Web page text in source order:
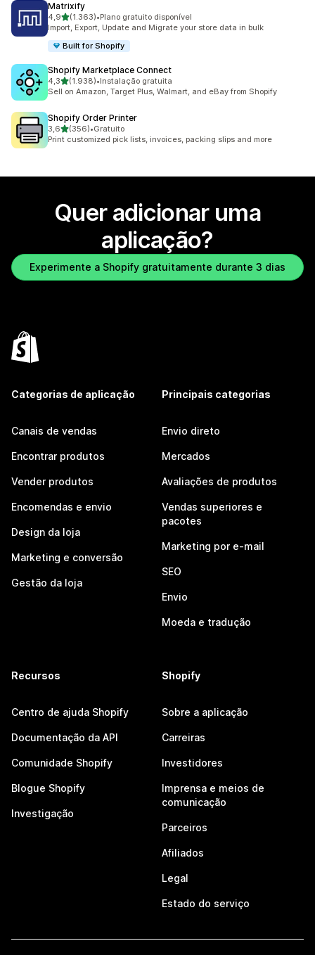
Matrixify
4,9de 5 estrelas
(1.363)
1363 total de avaliações
•Plano gratuito disponível
Import, Export, Update and Migrate your store data in bulk
Built for Shopify
Shopify Marketplace Connect
4,3de 5 estrelas
(1.938)
1938 total de avaliações
•Instalação gratuita
Sell on Amazon, Target Plus, Walmart, and eBay from Shopify
Shopify Order Printer
3,6de 5 estrelas
(356)
356 total de avaliações
•Gratuito
Print customized pick lists, invoices, packing slips and more
Quer adicionar uma
aplicação?
Experimente a Shopify gratuitamente durante 3 dias
Categorias de aplicação
Canais de vendas
Encontrar produtos
Vender produtos
Encomendas e envio
Design da loja
Marketing e conversão
Gestão da loja
Principais categorias
Envio direto
Mercados
Avaliações de produtos
Vendas superiores e
pacotes
Marketing por e-mail
SEO
Envio
Moeda e tradução
Recursos
Centro de ajuda Shopify
Documentação da API
Comunidade Shopify
Blogue Shopify
Investigação
Shopify
Sobre a aplicação
Carreiras
Investidores
Imprensa e meios de
comunicação
Parceiros
Afiliados
Legal
Estado do serviço